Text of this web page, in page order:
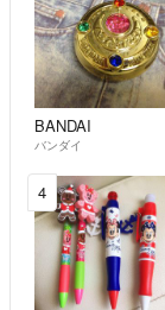
BANDAI
バンダイ
4